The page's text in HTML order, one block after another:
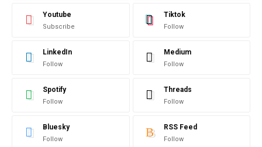
Youtube
Subscribe
Tiktok
Follow
LinkedIn
Follow
Medium
Follow
Spotify
Follow
Threads
Follow
Bluesky
Follow
RSS Feed
Follow